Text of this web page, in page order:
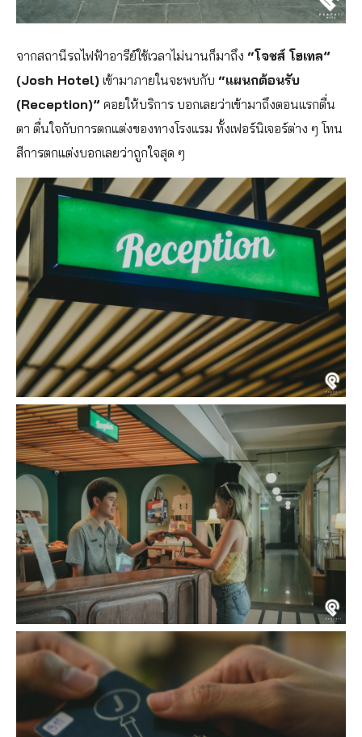
จากสถานีรถไฟฟ้าอารีย์ใช้เวลาไม่นานก็มาถึง “โจชส์ โฮเทล”
(Josh Hotel) เข้ามาภายในจะพบกับ “แผนกต้อนรับ
(Reception)” คอยให้บริการ บอกเลยว่าเข้ามาถึงตอนแรกตื่น
ตา ตื่นใจกับการตกแต่งของทางโรงแรม ทั้งเฟอร์นิเจอร์ต่าง ๆ โทน
สีการตกแต่งบอกเลยว่าถูกใจสุด ๆ